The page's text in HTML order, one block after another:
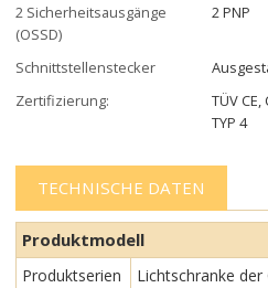
2 Sicherheitsausgänge
(OSSD)
2 PNP
Schnittstellenstecker
Zertifizierung:
TÜV
TYP 4
TECHNISCHE DATEN
Produktmodell
Produktserien
Lichtschranke der